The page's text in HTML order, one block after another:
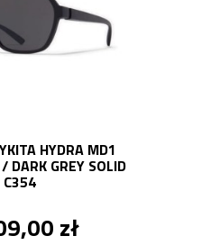
HYDRA MD1
DARK GREY SOLID
C354
zł